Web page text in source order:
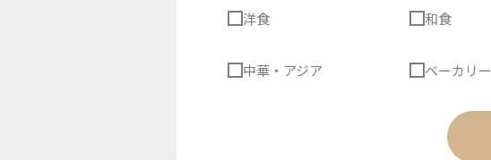
洋食 和食
中華・アジア ベーカリー